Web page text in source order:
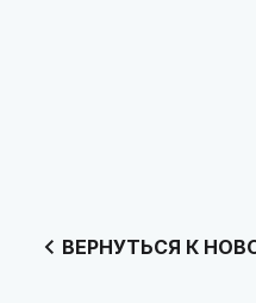
ВЕРНУТЬСЯ К